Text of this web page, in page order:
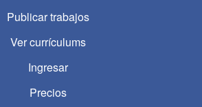
Publicar trabajos
Ver currículums
Ingresar
Precios